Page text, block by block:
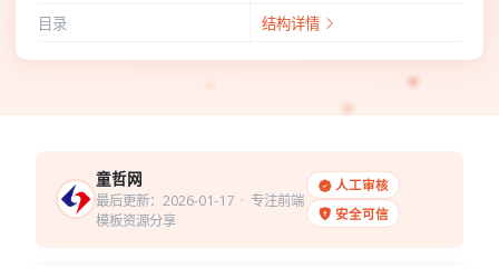
目录
结构详情
童哲网
最后更新：2026-01-17· 专注前端
模板资源分享
人工审核
安全可信